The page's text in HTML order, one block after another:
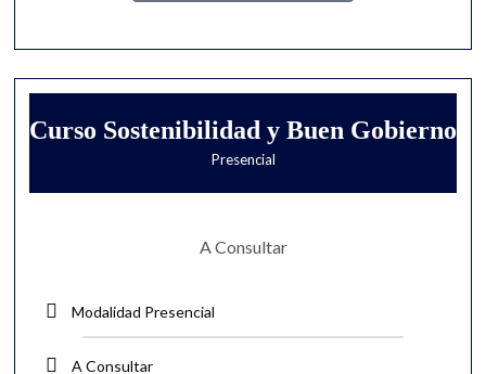
Curso Sostenibilidad y Buen Gobierno
Presencial
A Consultar
Modalidad Presencial
A Consultar